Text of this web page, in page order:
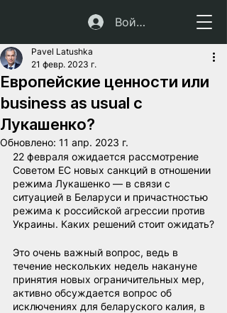
Войти
Европейские ценности или
business as usual с
Лукашенко?
Pavel Latushka
21 февр. 2023 г.
Обновлено: 11 апр. 2023 г.
22 февраля ожидается рассмотрение
Советом ЕС новых санкций в отношении
режима Лукашенко — в связи с
ситуацией в Беларуси и причастностью
режима к российской агрессии против
Украины. Каких решений стоит ожидать?
Это очень важный вопрос, ведь в
течение нескольких недель накануне
принятия новых ограничительных мер,
активно обсуждается вопрос об
исключениях для беларуского калия, в